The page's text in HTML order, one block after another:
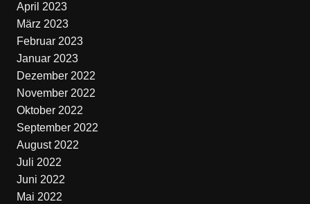
April 2023
März 2023
Februar 2023
Januar 2023
Dezember 2022
November 2022
Oktober 2022
September 2022
August 2022
Juli 2022
Juni 2022
Mai 2022